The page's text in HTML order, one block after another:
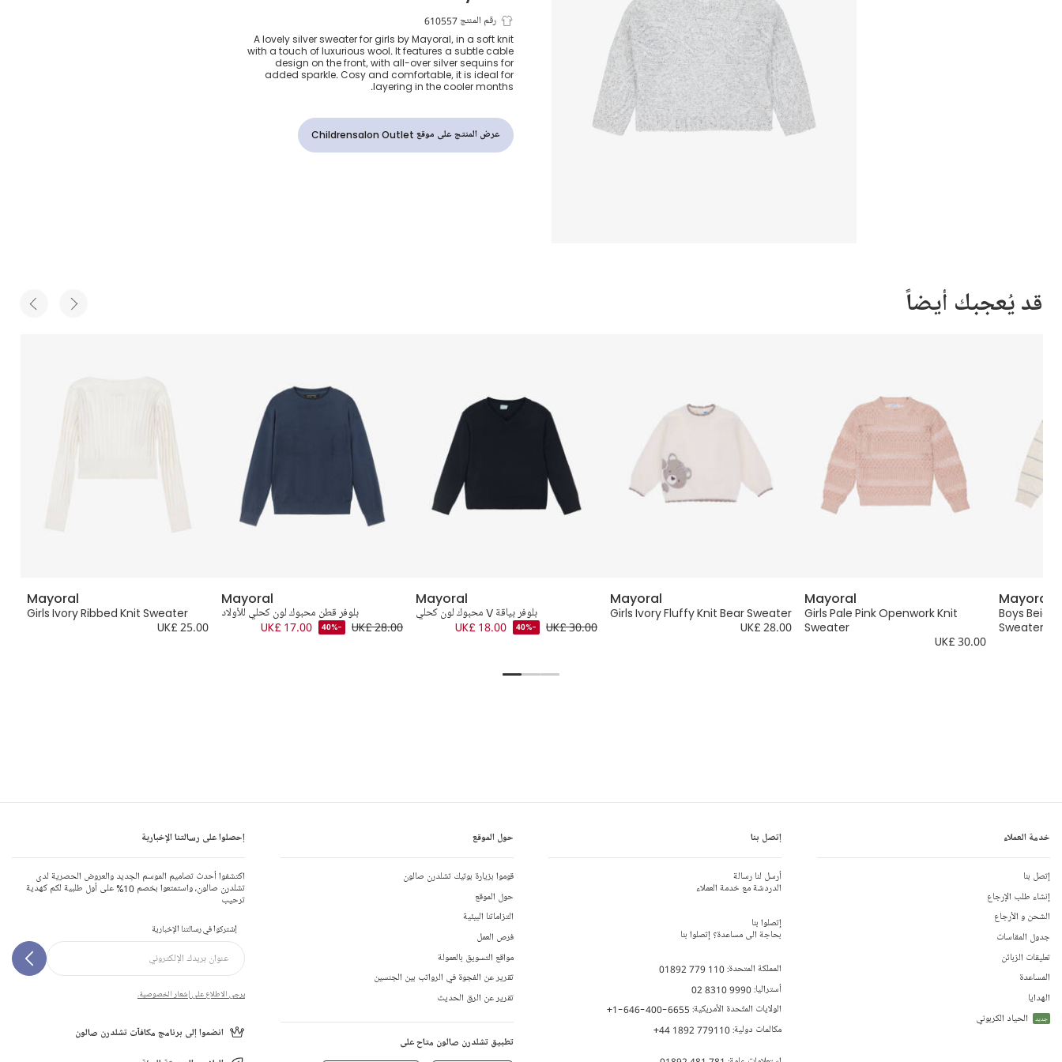
بلوفر محبوك بترتر لون
فضي للبنات
رقم المنتج 610557
A lovely silver sweater for girls by Mayoral, in a soft knit
with a touch of luxurious wool. It features a subtle cable
design on the front, with all-over silver sequins for
added sparkle. Cosy and comfortable, it is ideal for
layering in the cooler months.
عرض المنتج على موقع Childrensalon Outlet
قد يُعجبك أيضاً
Mayoral
Girls Ivory Ribbed Knit Sweater
UK£ 25.00
Mayoral
بلوفر قطن محبوك لون كحلي للأولاد
UK£ 28.00
-40%
UK£ 17.00
Mayoral
بلوفر بياقة V محبوك لون كحلي
UK£ 30.00
-40%
UK£ 18.00
Mayoral
Girls Ivory Fluffy Knit Bear Sweater
UK£ 28.00
Mayoral
Girls Pale Pink Openwork Knit
Sweater
UK£ 30.00
Mayoral
Boys Beige
Sweater
خدمة العملاء
إتصل بنا
إنشاء طلب الإرجاع
الشحن و الأرجاع
جدول المقاسات
تعليقات الزبائن
المساعدة
الهدايا
جديد الحياد الكربوني
إتصل بنا
أرسل لنا رسالة
الدردشة مع خدمة العملاء
إتصلوا بنا
بحاجة الى مساعدة؟ إتصلوا بنا
المملكة المتحدة:01892 779 110
أستراليا:02 8310 9990
الولايات المتّحدة الأمريكية: +1-646-400-6655
مكالمات دولية:+44 1892 779110
حول الموقع
قوموا بزيارة بوتيك تشلدرن صالون
حول الموقع
التزاماتنا البيئية
فرص العمل
مواقع التسويق بالعمولة
تقرير عن الفجوة في الرواتب بين الجنسين
تقرير عن الرق الحديث
تطبيق تشلدرن صالون متاح على
إحصلوا على رسالتنا الإخبارية
اكتشفوا أحدث تصاميم الموسم الجديد والعروض الحصرية لدى
تشلدرن صالون، واستمتعوا بخصم 10% على أول طلبية لكم كهدية
ترحيب
إشتركوا في رسالتنا الإخبارية
يرجى الاطلاع على إشعار الخصوصية.
انضموا إلى برنامج مكافآت تشلدرن صالون